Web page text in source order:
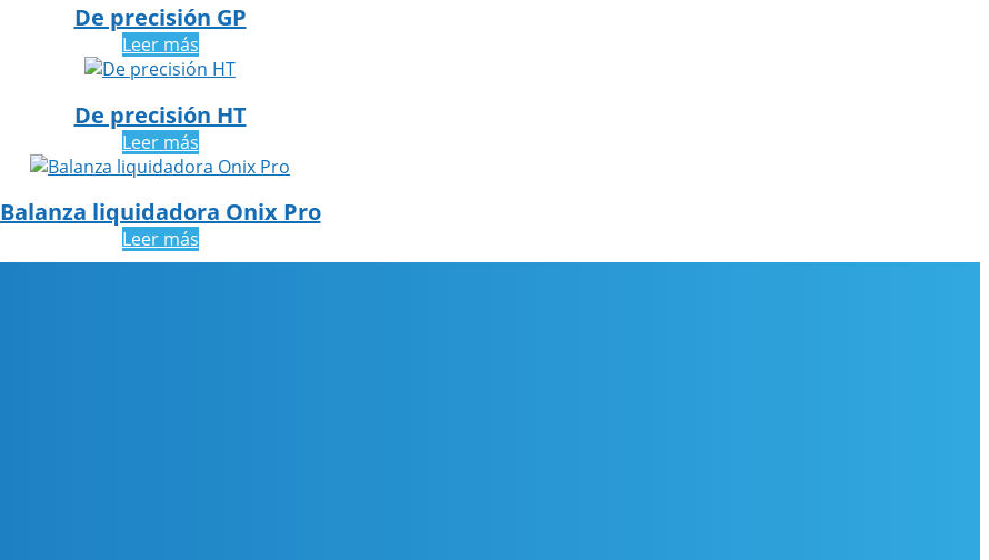
De precisión GP
Leer más
De precisión HT
Leer más
Balanza liquidadora Onix Pro
Leer más